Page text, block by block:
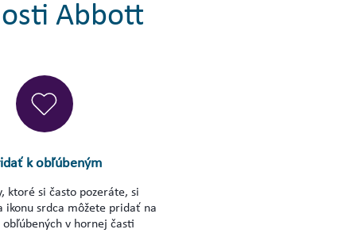
Abbott
k obľúbeným
ktoré si často pozeráte, si
ikonu srdca môžete pridať na
obľúbených v hornej časti